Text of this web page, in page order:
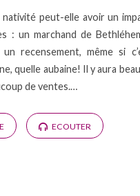
nativité peut-elle avoir un
: un marchand de
recensement, même si
quelle aubaine! Il y aura
de ventes.…
ECOUTER